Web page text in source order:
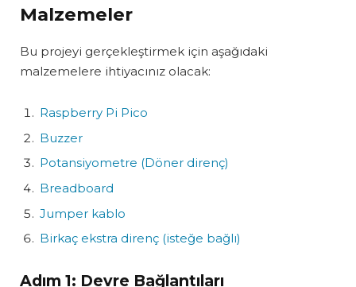
Malzemeler
Bu projeyi gerçekleştirmek için aşağıdaki
malzemelere ihtiyacınız olacak:
Raspberry Pi Pico
Buzzer
Potansiyometre (Döner direnç)
Breadboard
Jumper kablo
Birkaç ekstra direnç (isteğe bağlı)
Adım 1: Devre Bağlantıları